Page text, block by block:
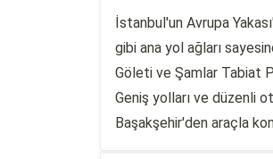
İstanbul'un Avrupa
gibi ana yol ağları
Göleti ve Şamlar Tabiat
Geniş yolları ve düzenli
Başakşehir'den araçla